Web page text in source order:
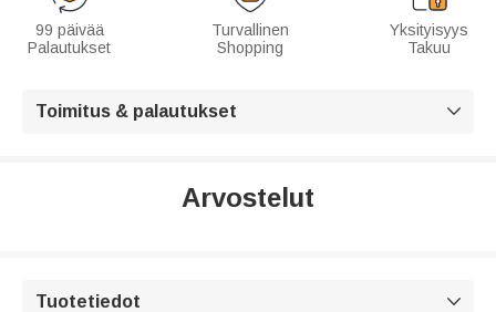
99 päivää
Palautukset
Turvallinen
Shopping
Yksityisyys
Takuu
Toimitus & palautukset 
Arvostelut
Tuotetiedot 